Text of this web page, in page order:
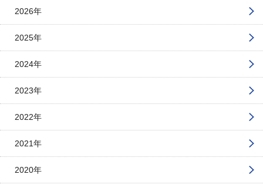
2026年
2025年
2024年
2023年
2022年
2021年
2020年